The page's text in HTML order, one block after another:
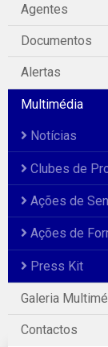
Agentes
Documentos
Alertas
Multimédia
Notícias
Clubes de
Ações de
Ações de
Press Kit
Galeria
Contactos